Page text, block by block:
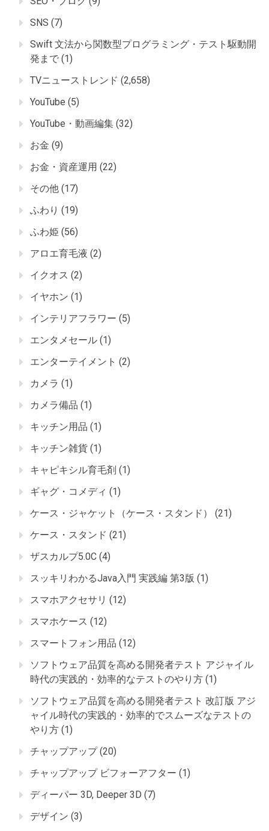
SNS (7)
Swift 文法から関数型プログラミング・テスト駆動開
発まで (1)
TVニューストレンド (2,658)
YouTube (5)
YouTube・動画編集 (32)
お金 (9)
お金・資産運用 (22)
その他 (17)
ふわり (19)
ふわ姫 (56)
アロエ育毛液 (2)
イクオス (2)
イヤホン (1)
インテリアフラワー (5)
エンタメセール (1)
エンターテイメント (2)
カメラ (1)
カメラ備品 (1)
キッチン用品 (1)
キッチン雑貨 (1)
キャピキシル育毛剤 (1)
ギャグ・コメディ (1)
ケース・ジャケット（ケース・スタンド）
(21)
ケース・スタンド (21)
ザスカルプ5.0C (4)
スッキリわかるJava入門 実践編 第3版 (1)
スマホアクセサリ (12)
スマホケース (12)
スマートフォン用品 (12)
ソフトウェア品質を高める開発者テスト アジャイル
時代の実践的・効率的なテストのやり方 (1)
ソフトウェア品質を高める開発者テスト 改訂版 アジ
ャイル時代の実践的・効率的でスムーズなテストの
やり方 (1)
チャップアップ(20)
チャップアップ ビフォーアフター (1)
ディーパー 3D, Deeper 3D (7)
デザイン (3)